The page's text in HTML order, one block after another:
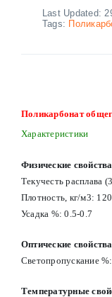
Last Updated:
Tags:
Поликарбонат
Характеристики
Физические свойства
Текучесть расплава
Плотность, кг/м3:
Усадка %: 0.5-0.7
Оптические свойства
Светопропускание
Температурные